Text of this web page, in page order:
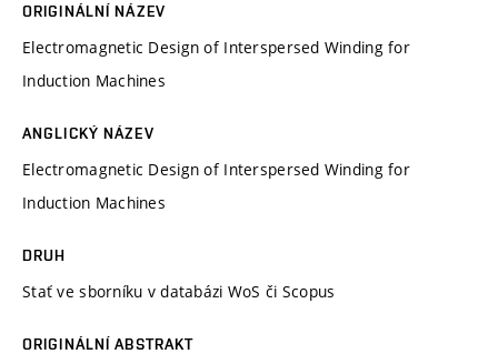
ORIGINÁLNÍ NÁZEV
Electromagnetic Design of Interspersed Winding for
Induction Machines
ANGLICKÝ NÁZEV
Electromagnetic Design of Interspersed Winding for
Induction Machines
DRUH
Stať ve sborníku v databázi WoS či Scopus
ORIGINÁLNÍ ABSTRAKT